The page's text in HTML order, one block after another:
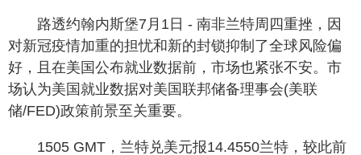
路透约翰内斯堡7月1日 - 南非兰特周四重挫，因
对新冠疫情加重的担忧和新的封锁抑制了全球风险偏
好，且在美国公布就业数据前，市场也紧张不安。市
场认为美国就业数据对美国联邦储备理事会(美联
储/FED)政策前景至关重要。
1505 GMT，兰特兑美元报14.4550兰特，较此前